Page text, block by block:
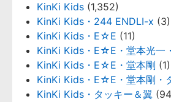
KinKi Kids (1,352)
KinKi Kids・244 ENDLI-x (3)
KinKi Kids・E☆E (11)
KinKi Kids・E☆E・堂本光一
KinKi Kids・E☆E・堂本剛 (1)
KinKi Kids・E☆E・堂本剛・
KinKi Kids・タッキー＆翼